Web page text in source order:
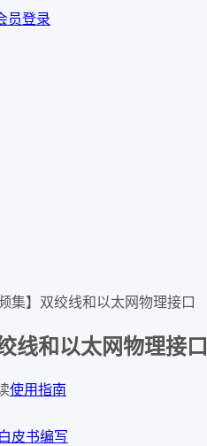
员登录
集】双绞线和以太网物理接口
线和以太网物理接口
使用指南
皮书编写